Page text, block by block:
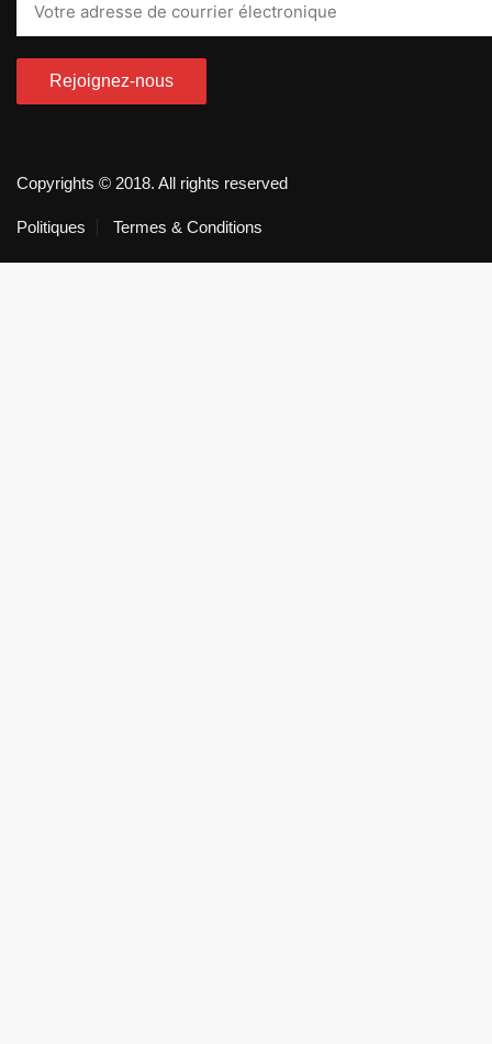
Copyrights © 2018. All rights reserved
Politiques Termes & Conditions